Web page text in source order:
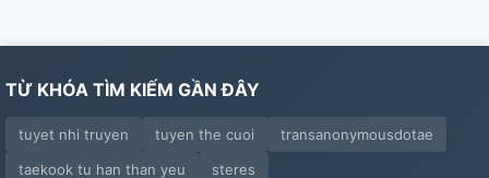
TỪ KHÓA TÌM KIẾM GẦN ĐÂY
tuyet nhi truyen tuyen the cuoi
transanonymousdotae
taekook tu han than yeu
steres